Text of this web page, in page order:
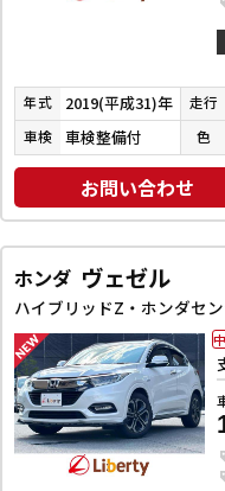
年式 2019(平成31)年 走行
車検 車検整備付 色
お問い合わせ
ホンダ ヴェゼル